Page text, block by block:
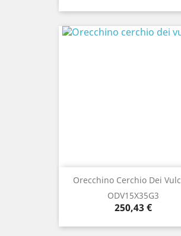
Orecchino Cerchio Dei
ODV15X35G3
Prezzo
250,43 €